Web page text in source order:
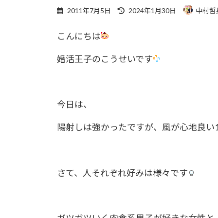
2011年7月5日
最
時
2024年1月30日 中村哲
こんにちは
婚活王子のこうせいです
今日は、
陽射しは強かったですが、風が心地良い
さて、人それぞれ好みは様々です